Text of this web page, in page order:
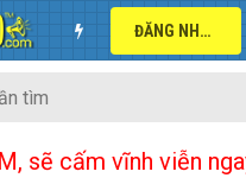
ĐĂNG NHẬP
sẽ cấm vĩnh viễn